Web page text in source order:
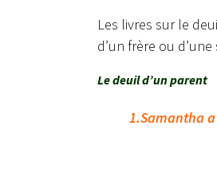
Les livres sur le
d’un frère ou
Le deuil d’un parent
1.Samantha